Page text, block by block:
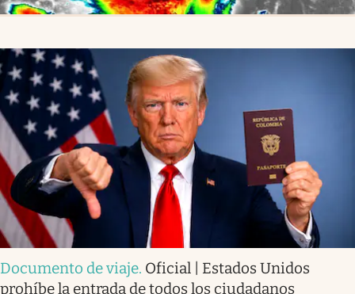
Documento de viaje. Oficial | Estados Unidos
prohíbe la entrada de todos los ciudadanos